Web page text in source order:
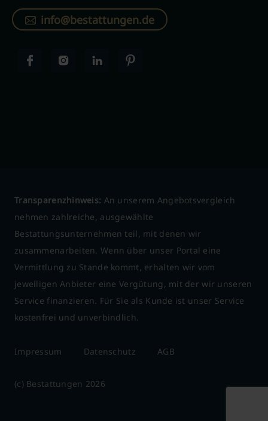
info@bestattungen.de
Transparenzhinweis: An unserem Angebotsvergleich
nehmen zahlreiche, ausgewählte
Bestattungsunternehmen teil, mit denen wir
zusammenarbeiten. Wenn über unser Portal eine
Vermittlung zu Stande kommt, erhalten wir vom
jeweiligen Anbieter eine Vergütung, mit der wir unseren
Service finanzieren. Für Sie als Kunde ist unser Service
kostenfrei und unverbindlich.
Impressum Datenschutz AGB
(c) Bestattungen 2026